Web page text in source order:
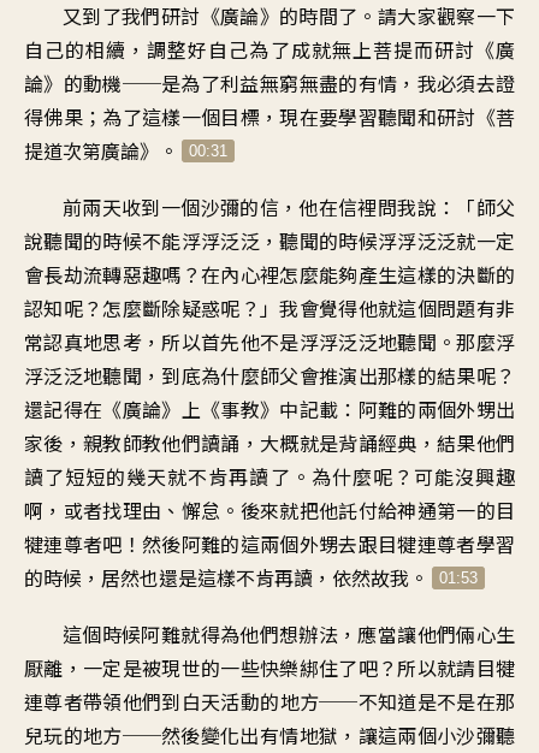
又到了我們研討《廣論》的時間了 。 請大家觀察一下
自己的相續 ，調整好自己為了成就無上菩提而研討《廣
論》的動機──是為了利益無窮無盡的有情 ， 我必須去證
得佛果 ； 為了這樣一個目標 ，現在要學習聽聞和研討 《菩
提道次第廣論》。 00:31
前兩天收到一個沙彌的信 ，他在信裡問我說 ：「師父
說聽聞的時候不能浮浮泛泛 ，聽聞的時候浮浮泛泛就一定
會長劫流轉惡趣嗎 ？在內心裡怎麼能夠產生這樣的決斷的
認知呢？怎麼斷除疑惑呢 ？」我會覺得他就這個問題有非
常認真地思考 ，所以首先他不是浮浮泛泛地聽聞 。那麼浮
浮泛泛地聽聞 ， 到底為什麼師父會推演出那樣的結果呢？
還記得在《廣論》上 《事教》中記載 ： 阿難的兩個外甥出
家後 ，親教師教他們讀誦 ， 大概就是背誦經典 ，結果他們
讀了短短的幾天就不肯再讀了 。 為什麼呢 ？ 可能沒興趣
啊 ， 或者找理由、懈怠 。 後來就把他託付給神通第一的目
犍連尊者吧 ！然後阿難的這兩個外甥去跟目犍連尊者學習
的時候 ， 居然也還是這樣不肯再讀 ， 依然故我 。 01:53
這個時候阿難就得為他們想辦法 ，應當讓他們倆心生
厭離 ， 一定是被現世的一些快樂綁住了吧？所以就請目犍
連尊者帶領他們到白天活動的地方──不知道是不是在那
兒玩的地方──然後變化出有情地獄 ， 讓這兩個小沙彌聽